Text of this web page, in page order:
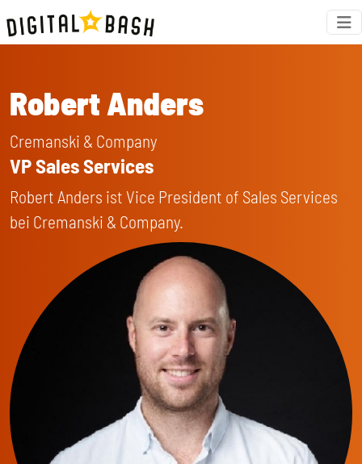
Robert Anders
Cremanski & Company
VP Sales Services
Robert Anders ist Vice President of Sales Services
bei Cremanski & Company.